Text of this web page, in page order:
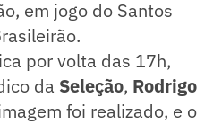
em jogo do Santos
por volta das 17h,
da Seleção, Rodrigo
foi realizado, e o